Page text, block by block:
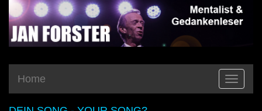
Toggle
Home